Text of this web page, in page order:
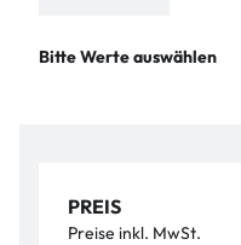
Bitte Werte auswählen
PREIS
Preise inkl. MwSt.